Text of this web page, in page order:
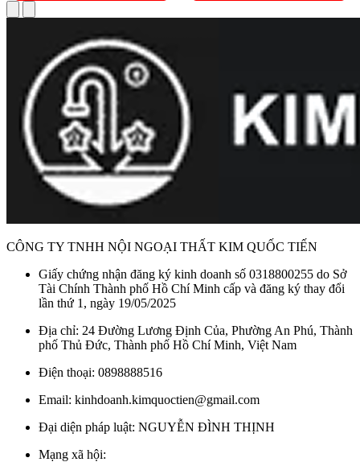
CÔNG TY TNHH NỘI NGOẠI THẤT KIM QUỐC TIẾN
Giấy chứng nhận đăng ký kinh doanh số 0318800255 do Sở
Tài Chính Thành phố Hồ Chí Minh cấp và đăng ký thay đổi
lần thứ 1, ngày 19/05/2025
Địa chỉ: 24 Đường Lương Định Của, Phường An Phú, Thành
phố Thủ Đức, Thành phố Hồ Chí Minh, Việt Nam
Điện thoại: 0898888516
Email: kinhdoanh.kimquoctien@gmail.com
Đại diện pháp luật: NGUYỄN ĐÌNH THỊNH
Mạng xã hội: